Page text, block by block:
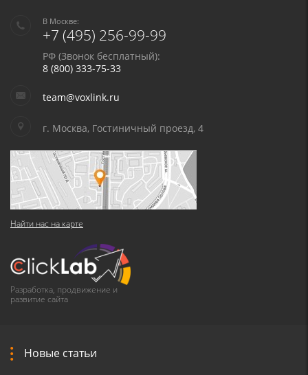
В Москве:
+7 (495) 256-99-99
РФ (Звонок бесплатный):
8 (800) 333-75-33
team@voxlink.ru
г. Москва, Гостиничный проезд, 4
Найти нас на карте
Разработка, продвижение и
развитие сайта
Новые статьи